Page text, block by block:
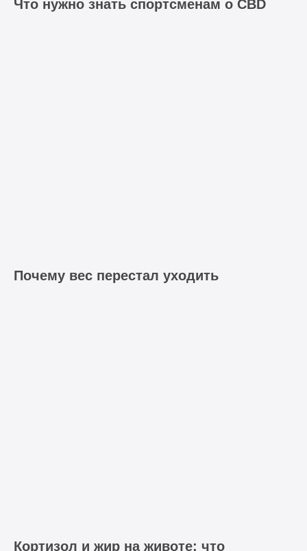
Что нужно знать спортсменам о CBD
Почему вес перестал уходить
Кортизол и жир на животе: что